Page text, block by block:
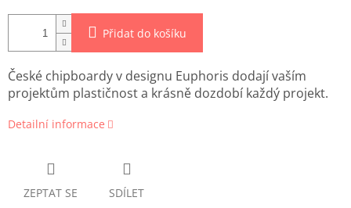
Přidat do košíku
České chipboardy v designu Euphoris dodají vaším
projektům plastičnost a krásně dozdobí každý projekt.
Detailní informace
ZEPTAT SE SDÍLET